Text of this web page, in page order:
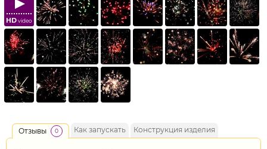
HDvideo
Отзывы 0 Как запускать Конструкция изделия